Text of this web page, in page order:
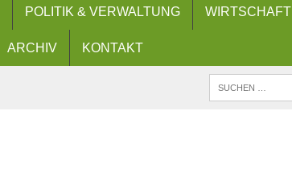
POLITIK & VERWALTUNG WIRTSCHAFT
ARCHIV KONTAKT